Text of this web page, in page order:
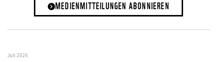
MEDIENMITTEILUNGEN ABONNIEREN
Juli 2026